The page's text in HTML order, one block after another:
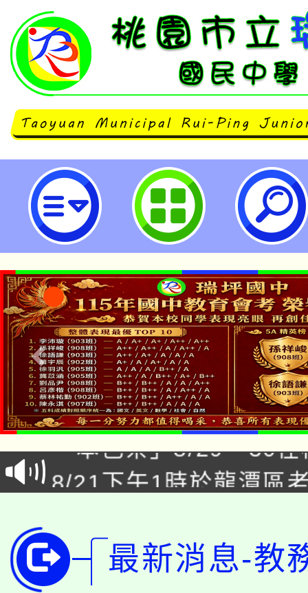
113學年度桃園市國民中小學學生
政推動計畫子計畫十五：國中小永
畫」-桃園市立瑞坪國民中學
公告本校115學年度第
代理(課)教師甄選結果
告(尚有缺額)
「本色祭」8/29、30在
場熱烈登場!
8/21下午1時於龍潭區
局官網。
8月14至27日，桃園電
開!
115年桃園市運動會8/
最新消息-教